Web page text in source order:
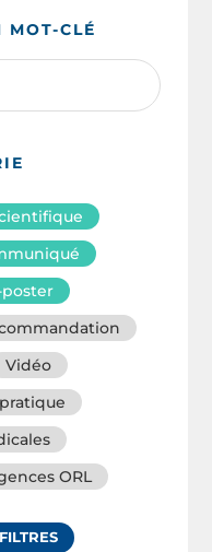
MOT-CLÉ
poster
Vidéo
ORL